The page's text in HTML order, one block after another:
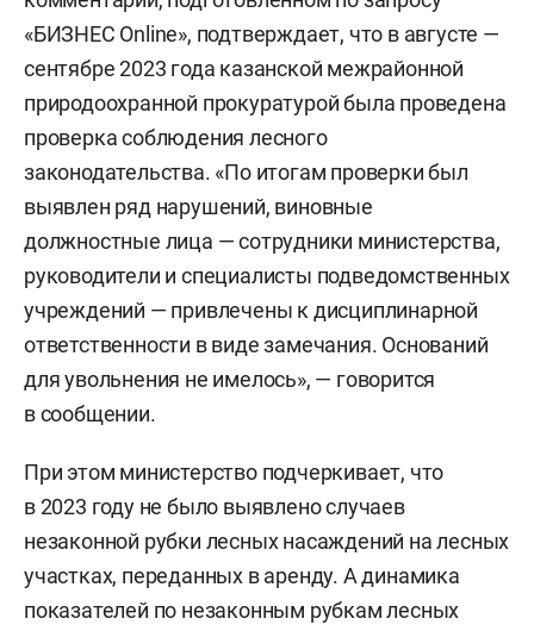
«БИЗНЕС Online», подтверждает, что в августе —
сентябре 2023 года казанской межрайонной
природоохранной прокуратурой была проведена
проверка соблюдения лесного
законодательства. «По итогам проверки был
выявлен ряд нарушений, виновные
должностные лица — сотрудники министерства,
руководители и специалисты подведомственных
учреждений — привлечены к дисциплинарной
ответственности в виде замечания. Оснований
для увольнения не имелось», — говорится
в сообщении.
При этом министерство подчеркивает, что
в 2023 году не было выявлено случаев
незаконной рубки лесных насаждений на лесных
участках, переданных в аренду. А динамика
показателей по незаконным рубкам лесных